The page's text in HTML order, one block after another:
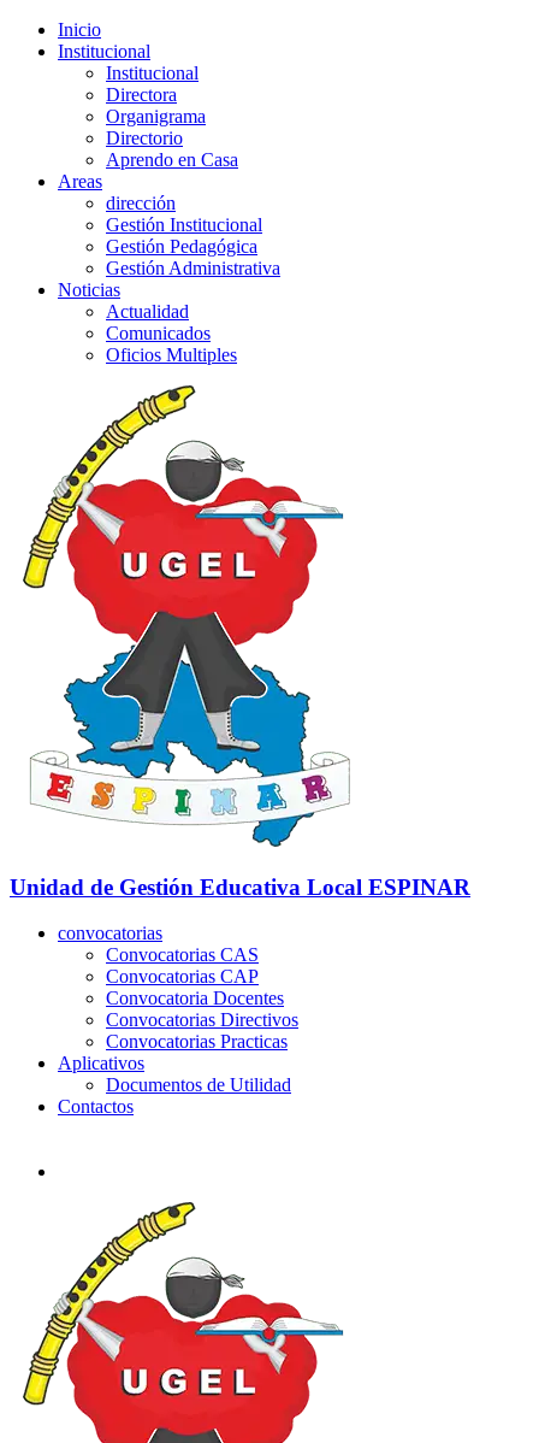
Inicio
Institucional
Institucional
Directora
Organigrama
Directorio
Aprendo en Casa
Areas
dirección
Gestión Institucional
Gestión Pedagógica
Gestión Administrativa
Noticias
Actualidad
Comunicados
Oficios Multiples
Unidad de Gestión Educativa Local ESPINAR
convocatorias
Convocatorias CAS
Convocatorias CAP
Convocatoria Docentes
Convocatorias Directivos
Convocatorias Practicas
Aplicativos
Documentos de Utilidad
Contactos